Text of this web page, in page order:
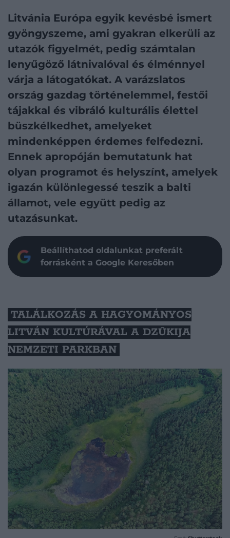
Litvánia Európa egyik kevésbé ismert
gyöngyszeme, ami gyakran elkerüli az
utazók figyelmét, pedig számtalan
lenyűgöző látnivalóval és élménnyel
várja a látogatókat. A varázslatos
ország gazdag történelemmel, festői
tájakkal és vibráló kulturális élettel
büszkélkedhet, amelyeket
mindenképpen érdemes felfedezni.
Ennek apropóján bemutatunk hat
olyan programot és helyszínt, amelyek
igazán különlegessé teszik a balti
államot, vele együtt pedig az
utazásunkat.
Beállíthatod oldalunkat preferált
forrásként a Google Keresőben
TALÁLKOZÁS A HAGYOMÁNYOS
LITVÁN KULTÚRÁVAL A DZŪKIJA
NEMZETI PARKBAN